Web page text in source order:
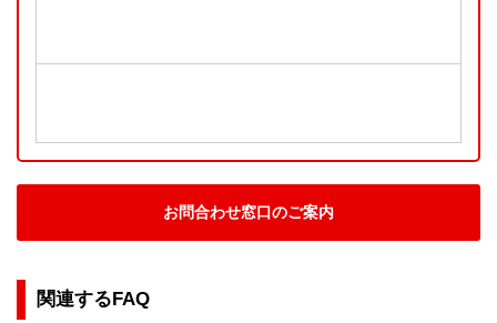
お問合わせ窓口のご案内
関連するFAQ